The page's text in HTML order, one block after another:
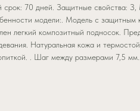
срок: 70 дней. Защитные
модели:. Модель с защитным
легкий композитный подносок.
Натуральная кожа и
. Шаг между размерами 7,5